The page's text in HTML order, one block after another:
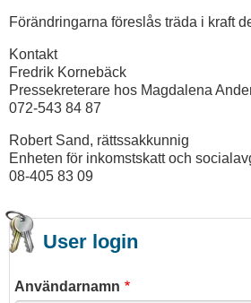
Förändringarna föreslås träda i kraft
Kontakt
Fredrik Kornebäck
Pressekreterare hos Magdalena
072-543 84 87
Robert Sand, rättssakkunnig
Enheten för inkomstskatt och
08-405 83 09
User login
Användarnamn